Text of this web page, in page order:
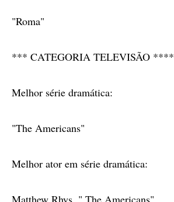
"Roma"
*** CATEGORIA TELEVISÃO ****
Melhor série dramática:
"The Americans"
Melhor ator em série dramática:
Matthew Rhys, " The Americans"